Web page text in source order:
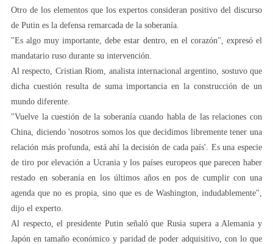
Otro de los elementos que los expertos consideran positivo del discurso
de Putin es la defensa remarcada de la soberanía.
"Es algo muy importante, debe estar dentro, en el corazón", expresó el
mandatario ruso durante su intervención.
Al respecto, Cristian Riom, analista internacional argentino, sostuvo que
dicha cuestión resulta de suma importancia en la construcción de un
mundo diferente.
"Vuelve la cuestión de la soberanía cuando habla de las relaciones con
China, diciendo 'nosotros somos los que decidimos libremente tener una
relación más profunda, está ahí la decisión de cada país'. Es una especie
de tiro por elevación a Ucrania y los países europeos que parecen haber
restado en soberanía en los últimos años en pos de cumplir con una
agenda que no es propia, sino que es de Washington, indudablemente",
dijo el experto.
Al respecto, el presidente Putin señaló que Rusia supera a Alemania y
Japón en tamaño económico y paridad de poder adquisitivo, con lo que